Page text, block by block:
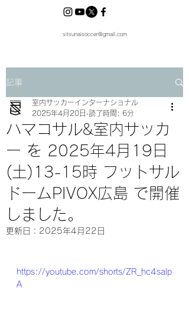
sitsunaisoccer@gmail.com
記事
ハマコサル&室内サッカ
ー を 2025年4月19日
(土)13-15時 フットサル
ドームPIVOX広島 で開催
しました。
室内サッカーインターナショナル
2025年4月20日 読了時間: 6分
更新日： 2025年4月22日
https://youtube.com/shorts/ZR_hc4salp
A